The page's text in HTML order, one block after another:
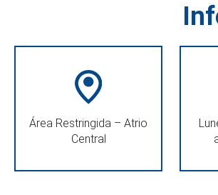
Área Restringida – Atrio
Central